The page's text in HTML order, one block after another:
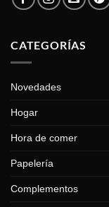
CATEGORÍAS
Novedades
Hogar
Hora de comer
Papelería
Complementos